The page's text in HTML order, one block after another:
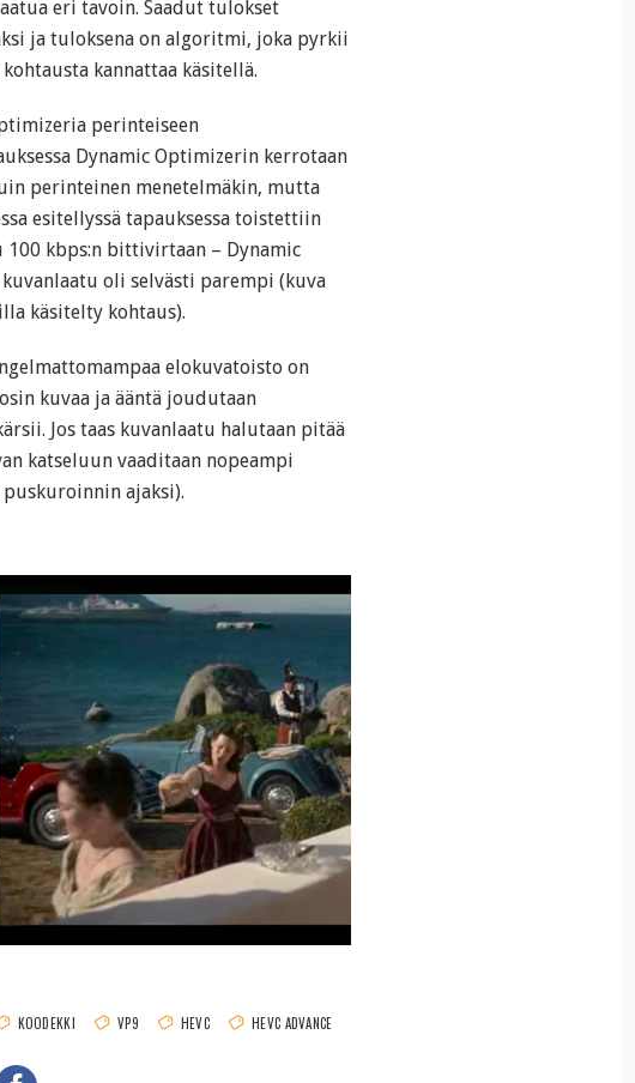
eri tavoin. Saadut tulokset
ja tuloksena on algoritmi, joka pyrkii
kannattaa käsitellä.
perinteiseen
Dynamic Optimizerin kerrotaan
perinteinen menetelmäkin, mutta
esitellyssä tapauksessa toistettiin
kbps:n bittivirtaan – Dynamic
oli selvästi parempi (kuva
käsitelty kohtaus).
elokuvatoisto on
kuvaa ja ääntä joudutaan
Jos taas kuvanlaatu halutaan pitää
katseluun vaaditaan nopeampi
ajaksi).
KOODEKKI VP9 HEVC HEVC ADVANCE